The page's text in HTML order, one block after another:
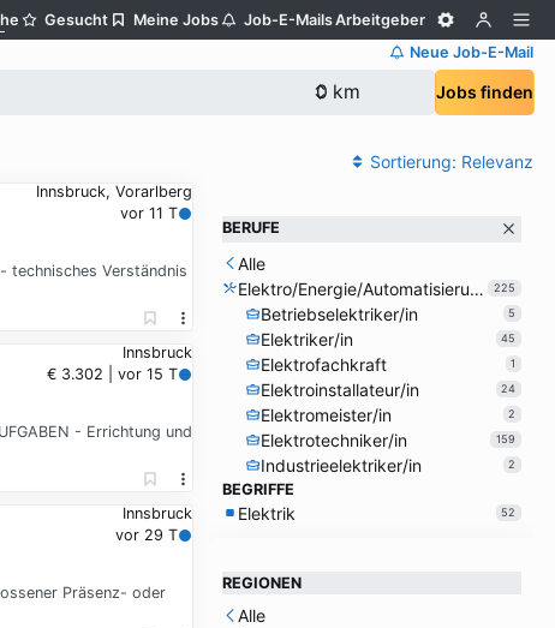
Gesucht Meine Jobs Job-E-MailsArbeitgeber
Neue Job-E-Mail
Jobs finden
Sortierung: Relevanz
Innsbruck, Vorarlberg
vor 11 T
technisches Verständnis
Innsbruck
€ 3.302 | vor 15 T
- Errichtung und
Innsbruck
vor 29 T
Präsenz- oder
BERUFE
Alle
Elektro/Energie/Automatisierung
225
Betriebselektriker/in 5
Elektriker/in 45
Elektrofachkraft 1
Elektroinstallateur/in 24
Elektromeister/in 2
Elektrotechniker/in 159
Industrieelektriker/in 2
BEGRIFFE
Elektrik 52
REGIONEN
Alle